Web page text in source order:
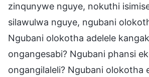
zinqunywe nguye, nokuthi
silawulwa nguye, ngubani
Ngubani olokotha adelele
ongangesabi? Ngubani phansi
ongangilaleli? Ngubani olokotha